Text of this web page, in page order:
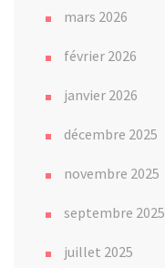
mars 2026
février 2026
janvier 2026
décembre 2025
novembre 2025
septembre 2025
juillet 2025